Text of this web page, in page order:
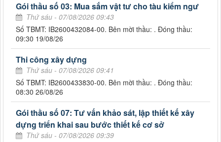
Gói thầu số 03: Mua sắm vật tư cho tàu kiểm ngư
Thứ sáu - 07/08/2026 09:43
Số TBMT: IB2600432084-00. Bên mời thầu: . Đóng thầu:
09:30 19/08/26
Thi công xây dựng
Thứ sáu - 07/08/2026 09:41
Số TBMT: IB2600433830-00. Bên mời thầu: . Đóng thầu:
08:30 26/08/26
Gói thầu số 07: Tư vấn khảo sát, lập thiết kế xây
dựng triển khai sau bước thiết kế cơ sở
Thứ sáu - 07/08/2026 09:39